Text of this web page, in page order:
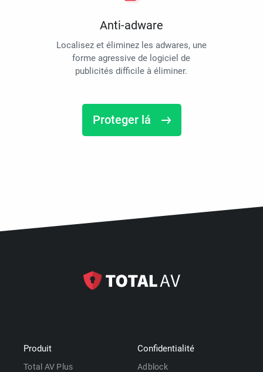
Anti-adware
Localisez et éliminez les adwares, une
forme agressive de logiciel de
publicités difficile à éliminer.
Proteger lá
Produit
Total AV Plus
Confidentialité
Adblock